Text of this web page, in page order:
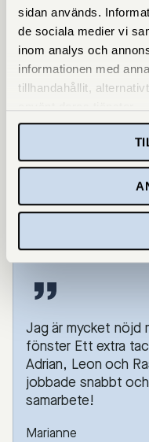
sidan används.
de sociala medier vi
inom analys och
informationen med
tillhandahållit,
4.1 on Trustpilot
Så här säger
Vi har genomfört över
röster från kunderna.
Jag är mycket nöjd
fönster Ett extra
Adrian, Leon och
jobbade snabbt
samarbete!
Marianne